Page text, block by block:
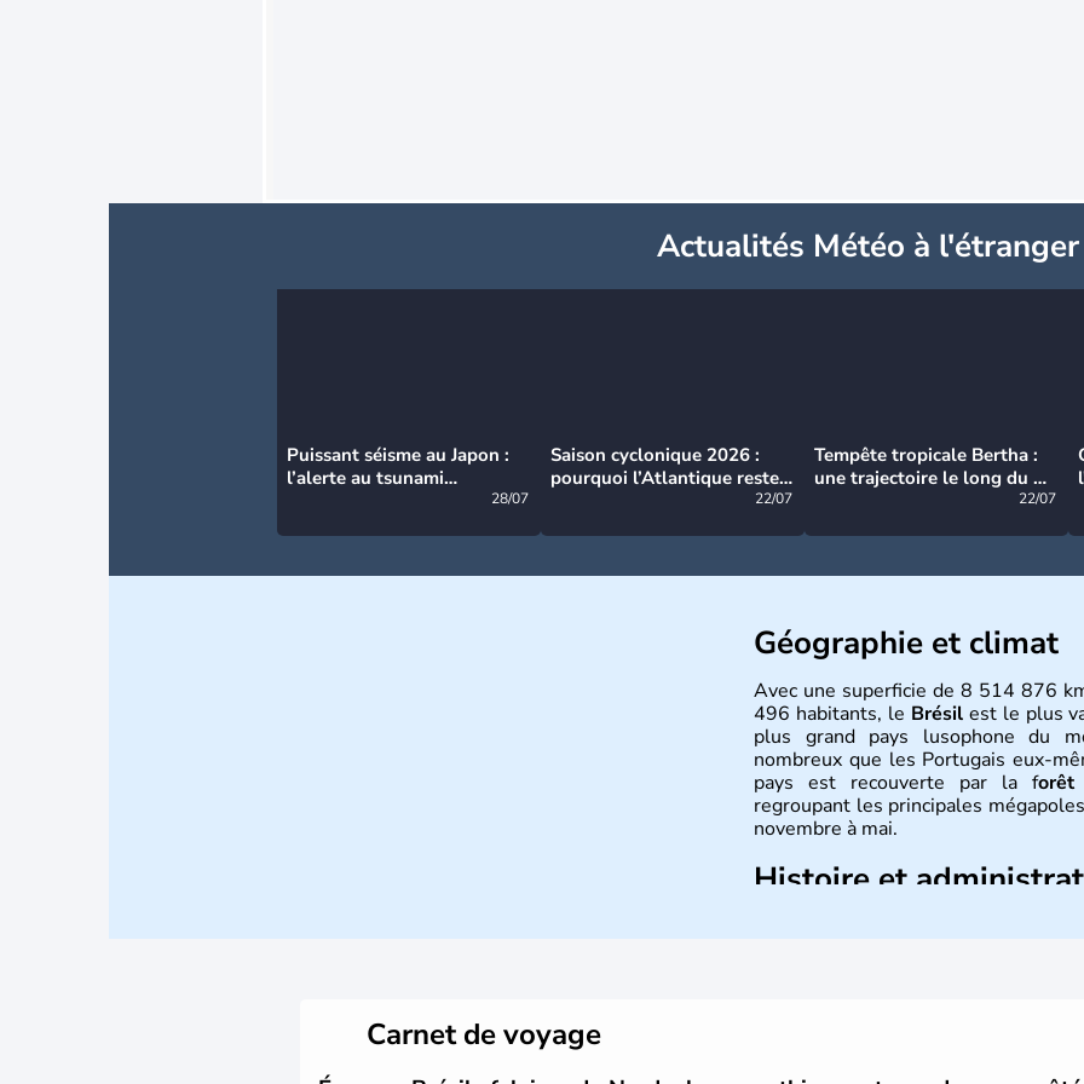
Actualités Météo à l'étranger
Puissant séisme au Japon :
l’alerte au tsunami
28/07
Saison cyclonique 2026 :
pourquoi l’Atlantique reste
22/07
Tempête tropicale Bertha :
une trajectoire le long du du
22/07
Géographie et climat
Avec une superficie de 8 514 876
496 habitants, le Brésilest le plus
plus grand pays lusophone du
nombreux que les Portugais eux-
pays est recouverte par la forêt
regroupant les principales
novembre à mai.
Histoire et
Carnet de voyage